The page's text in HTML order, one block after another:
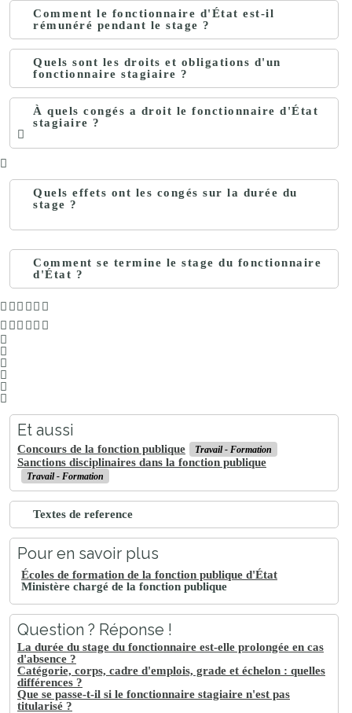
Comment le fonctionnaire d'État est-il
rémunéré pendant le stage ?
Quels sont les droits et obligations d'un
fonctionnaire stagiaire ?
À quels congés a droit le fonctionnaire d'État
stagiaire ?
Quels effets ont les congés sur la durée du
stage ?
Comment se termine le stage du fonctionnaire
d'État ?
Et aussi
Concours de la fonction publique Travail - Formation
Sanctions disciplinaires dans la fonction publique
Travail - Formation
Textes de reference
Pour en savoir plus
Écoles de formation de la fonction publique d'État
Ministère chargé de la fonction publique
Question ? Réponse !
La durée du stage du fonctionnaire est-elle prolongée en cas
d'absence ?
Catégorie, corps, cadre d'emplois, grade et échelon : quelles
différences ?
Que se passe-t-il si le fonctionnaire stagiaire n'est pas
titularisé ?